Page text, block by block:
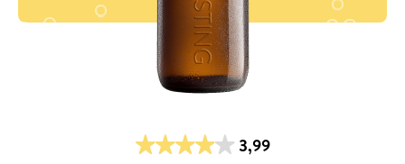
3,99